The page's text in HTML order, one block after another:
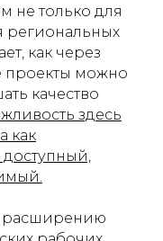
не только для
региональных
как через
проекты можно
качество
здесь
как
расширению